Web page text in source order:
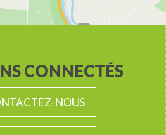
CONNECTÉS
NOUS